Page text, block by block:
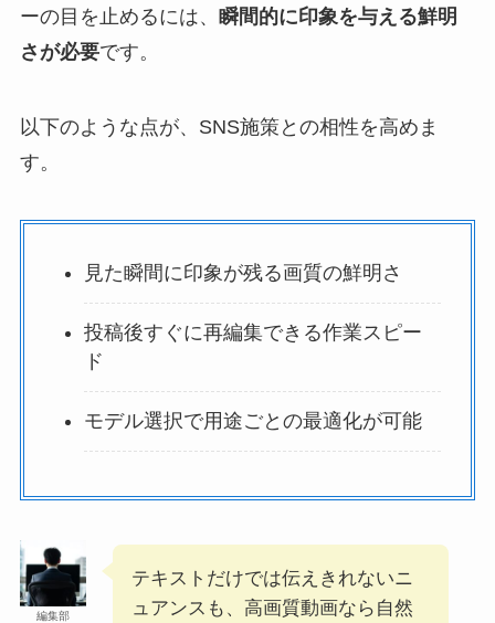
ーの目を止めるには、 瞬間的に印象を与える鮮明
さが必要です。
以下のような点が、SNS施策との相性を高めま
す。
見た瞬間に印象が残る画質の鮮明さ
投稿後すぐに再編集できる作業スピー
ド
モデル選択で用途ごとの最適化が可能
編集部
テキストだけでは伝えきれないニ
ュアンスも、高画質動画なら自然